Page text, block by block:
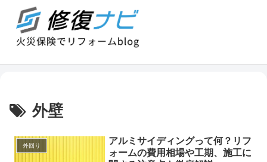
外壁
外回り
アルミサイディングって何？リフ
ォームの費用相場や工期、施工に